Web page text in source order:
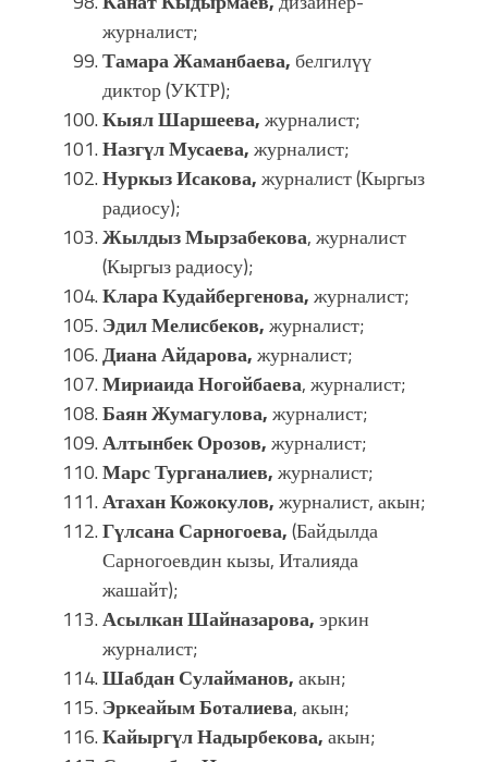
журналист;
Тамара Жаманбаева,белгилүү
диктор (УКТР);
Кыял Шаршеева,журналист;
Назгүл Мусаева,журналист;
Нуркыз Исакова,журналист (Кыргыз
радиосу);
Жылдыз Мырзабекова, журналист
(Кыргыз радиосу);
Клара Кудайбергенова,журналист;
Эдил Мелисбеков,журналист;
Диана Айдарова,журналист;
Мириаида Ногойбаева, журналист;
Баян Жумагулова,журналист;
Алтынбек Орозов,журналист;
Марс Турганалиев,журналист;
Атахан Кожокулов,журналист, акын;
Гүлсана Сарногоева,(Байдылда
Сарногоевдин кызы, Италияда
жашайт);
Асылкан Шайназарова,эркин
журналист;
Шабдан Сулайманов,акын;
Эркеайым Боталиева, акын;
Кайыргүл Надырбекова,акын;